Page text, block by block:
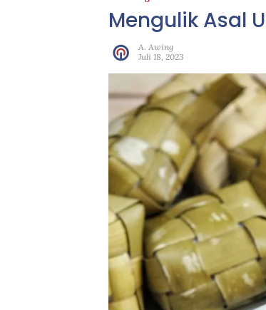
Mengulik Asal
A. Awing
Juli 18, 2023